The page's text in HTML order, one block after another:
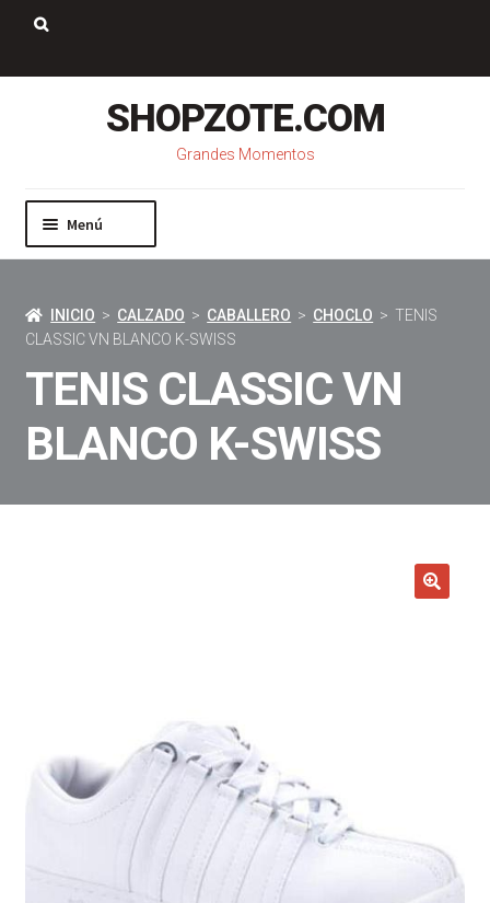
Saltar
navegación
Ir
contenido
SHOPZOTE.COM
Grandes Momentos
Menú
Mi cuenta
Pago
Contacto
INICIO > CALZADO > CABALLERO > CHOCLO > TENIS
CLASSIC VN BLANCO K-SWISS
TENIS CLASSIC VN
BLANCO K-SWISS